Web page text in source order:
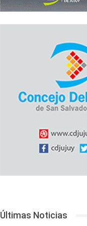
Últimas Noticias